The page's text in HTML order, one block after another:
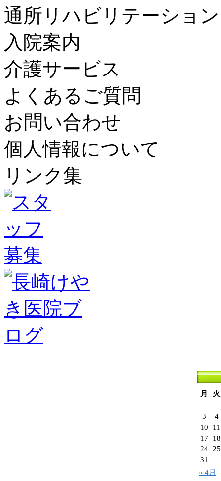
通所リハビリテーショ
入院案内
介護サービス
よくあるご質問
お問い合わせ
個人情報について
リンク集
月 火
« 4月
3
4
10
11
17
18
24
25
31